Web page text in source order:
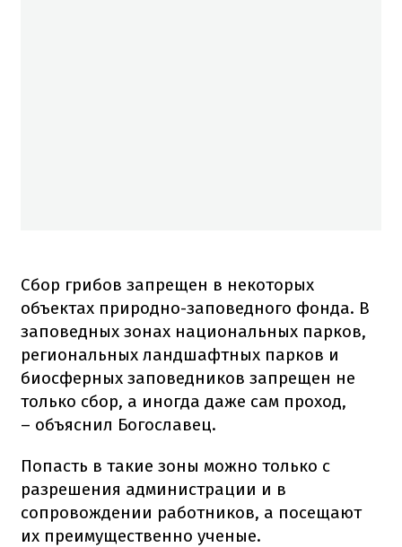
Сбор грибов запрещен в некоторых
объектах природно-заповедного фонда. В
заповедных зонах национальных парков,
региональных ландшафтных парков и
биосферных заповедников запрещен не
только сбор, а иногда даже сам проход,
– объяснил Богославец.
Попасть в такие зоны можно только с
разрешения администрации и в
сопровождении работников, а посещают
их преимущественно ученые.